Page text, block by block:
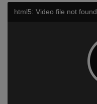
html5: Video file not found